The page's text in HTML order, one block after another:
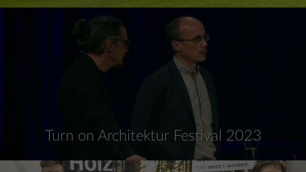
Turn on Architektur Festival 2023